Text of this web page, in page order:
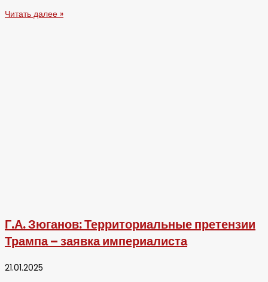
Читать далее »
Г.А. Зюганов: Территориальные претензии
Трампа – заявка империалиста
21.01.2025